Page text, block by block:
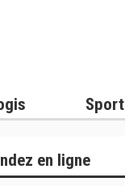
Sport
en ligne